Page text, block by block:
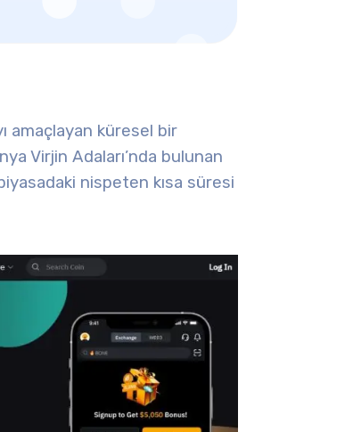
amaçlayan küresel bir
Virjin Adaları’nda bulunan
nispeten kısa süresi